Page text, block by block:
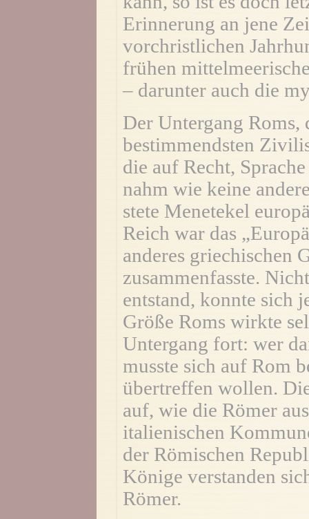
Erinnerung an jene
vorchristlichen
frühen
– darunter auch die
Der Untergang
bestimmendsten
die auf Recht,
nahm wie keine
stete Menetekel
Reich war das
anderes griechischen
zusammenfasste.
entstand, konnte sich
Größe Roms wirkte
Untergang fort: wer
musste sich auf Rom
übertreffen wollen.
auf, wie die Römer
italienischen
der Römischen
Könige verstanden
Römer.